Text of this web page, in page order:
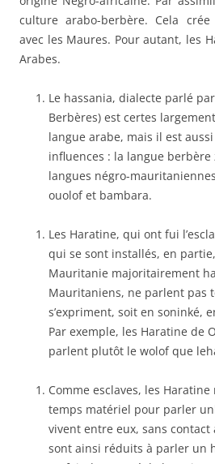
culture arabo-berbère. Cela
avec les Maures. Pour autant, les
Arabes.
Le hassania, dialecte parlé
Berbères) est certes
langue arabe, mais il est
influences : la langue berbère
langues négro-
ouolof et bambara.
Les Haratine, qui ont fui
qui se sont installés, en
Mauritanie majoritairement
Mauritaniens, ne parlent pas
s’expriment, soit en soninké,
Par exemple, les Haratine de
parlent plutôt le wolof que
Comme esclaves, les Haratine
temps matériel pour parler
vivent entre eux, sans contact
sont ainsi réduits à parler un